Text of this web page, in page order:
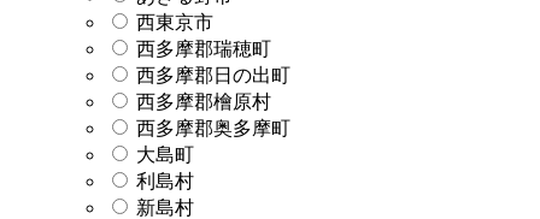
西東京市
西多摩郡瑞穂町
西多摩郡日の出町
西多摩郡檜原村
西多摩郡奥多摩町
大島町
利島村
新島村